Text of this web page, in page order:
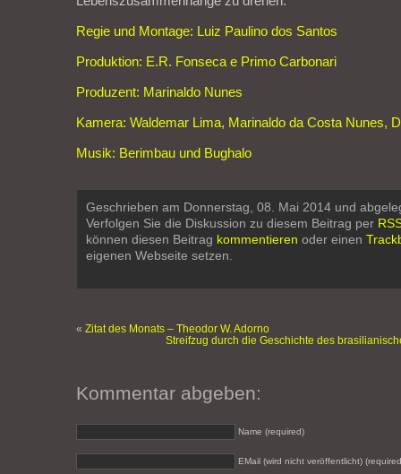
Regie und Montage: Luiz Paulino dos Santos
Produktion: E.R. Fonseca e Primo Carbonari
Produzent: Marinaldo Nunes
Kamera: Waldemar Lima, Marinaldo da Costa Nunes,
Musik: Berimbau und Bughalo
Geschrieben am Donnerstag, 08. Mai 2014 und
Verfolgen Sie die Diskussion zu diesem Beitrag per
können diesen Beitrag kommentieren oder einen
eigenen Webseite setzen.
« Zitat des Monats – Theodor W. Adorno
Streifzug durch die Geschichte des
Kommentar abgeben:
Name (required)
EMail (wird nicht veröffentlicht)